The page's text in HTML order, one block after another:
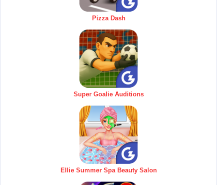
Pizza Dash
Super Goalie Auditions
Ellie Summer Spa Beauty Salon